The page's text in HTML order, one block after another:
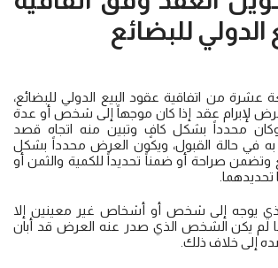
الدولي للبضائع
عشرة من اتفاقية عقود البيع الدولي للبضائع،
عرض لإبرام عقد إذا كان موجهاً إلى شخص أو عدة
محدداً بشكل كافٍ وتبين منه اتجاه قصد
به في حالة القبول، ويكون العرض محدداً بشكل
وتضمن صراحة أو ضمناً تحديداً للكمية والثمن أو
تحديدهما.
يوجه إلى شخص أو أشخاص غير معينين إلا
لم يكن الشخص الذي صدر عنه العرض قد أبان
إلى خلاف ذلك.